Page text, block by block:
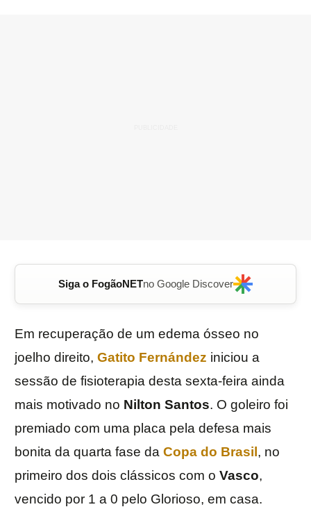
Siga o FogãoNETno Google Discover
Em recuperação de um edema ósseo no
joelho direito, Gatito Fernández iniciou a
sessão de fisioterapia desta sexta-feira ainda
mais motivado no Nilton Santos. O goleiro foi
premiado com uma placa pela defesa mais
bonita da quarta fase da Copa do Brasil , no
primeiro dos dois clássicos com o Vasco,
vencido por 1 a 0 pelo Glorioso, em casa.